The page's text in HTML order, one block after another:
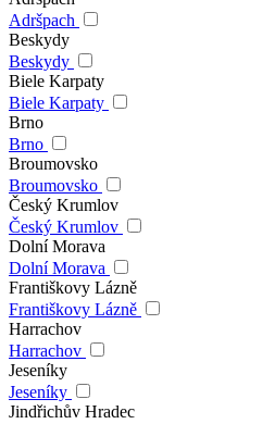
Adršpach
Beskydy
Beskydy
Biele Karpaty
Biele Karpaty
Brno
Brno
Broumovsko
Broumovsko
Český Krumlov
Český Krumlov
Dolní Morava
Dolní Morava
Františkovy Lázně
Františkovy Lázně
Harrachov
Harrachov
Jeseníky
Jeseníky
Jindřichův Hradec